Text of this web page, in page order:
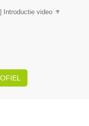
Introductie video ▼